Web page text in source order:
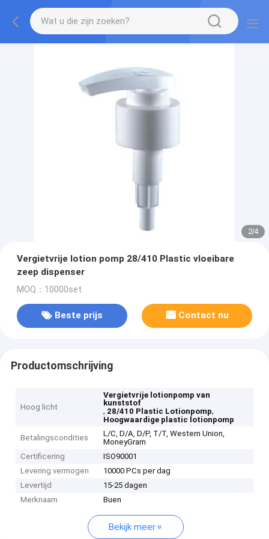
2/4
Vergietvrije lotion pomp 28/410 Plastic vloeibare
zeep dispenser
MOQ：10000set
Beste prijs Contact nu
Productomschrijving
Hoog licht
Vergietvrije lotionpomp van
kunststof
, 28/410 Plastic Lotionpomp,
Hoogwaardige plastic lotionpomp
Betalingscondities
L/C, D/A, D/P, T/T, Western Union,
MoneyGram
Certificering
ISO90001
Levering vermogen
10000 PCs per dag
Levertijd
15-25 dagen
Merknaam
Buen
Bekijk meer